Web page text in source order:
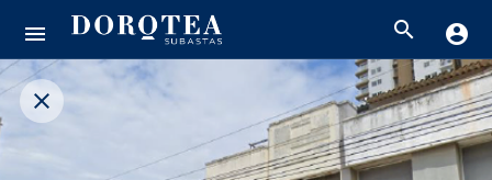
menu search account_circle
close